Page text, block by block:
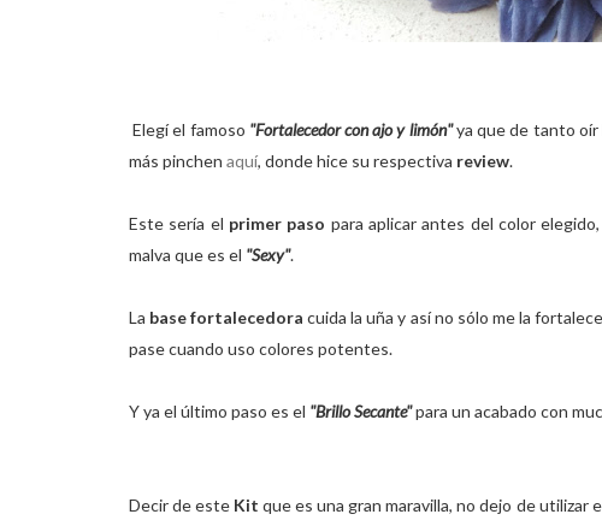
Elegí el famoso "Fortalecedor con ajo y limón"ya que de tanto oír
más pinchen aquí, donde hice su respectiva review.
Este sería el primer paso para aplicar antes del color
malva que es el "Sexy".
La base fortalecedora cuida la uña y así no sólo me la
pase cuando uso colores potentes.
Y ya el último paso es el "Brillo Secante"para un acabado con
Decir de este Kit que es una gran maravilla, no dejo de